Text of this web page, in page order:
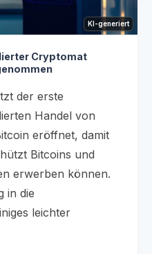
KI-generiert
Cryptomat
der erste
Handel von
eröffnet, damit
Bitcoins und
erwerben können.
in die
leichter